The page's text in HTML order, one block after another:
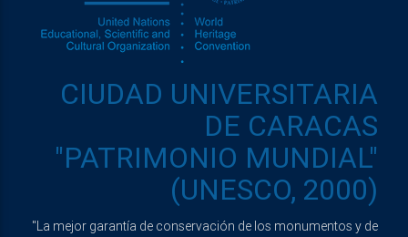
CIUDAD UNIVERSITARIA
DE CARACAS
"PATRIMONIO MUNDIAL"
(UNESCO, 2000)
"La mejor garantía de conservación de los monumentos y de